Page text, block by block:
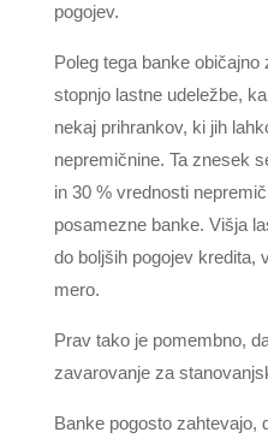
pogojev.
Poleg tega banke običajno
stopnjo lastne udeležbe,
nekaj prihrankov, ki jih
nepremičnine. Ta znesek
in 30 % vrednosti
posamezne banke. Višja
do boljših pogojev kredita,
mero.
Prav tako je pomembno,
zavarovanje za
Banke pogosto zahtevajo,